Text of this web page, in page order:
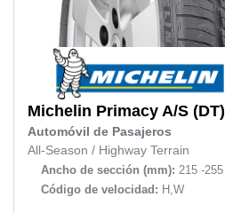
Michelin Primacy A/S (DT)
Automóvil de Pasajeros
All-Season / Highway Terrain
Ancho de sección (mm): 215 -255
Código de velocidad: H,W